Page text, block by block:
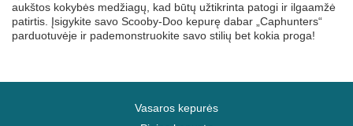
aukštos kokybės medžiagų, kad būtų užtikrinta patogi ir ilgaamžė
patirtis. Įsigykite savo Scooby-Doo kepurę dabar „Caphunters“
parduotuvėje ir pademonstruokite savo stilių bet kokia proga!
Vasaros kepurės